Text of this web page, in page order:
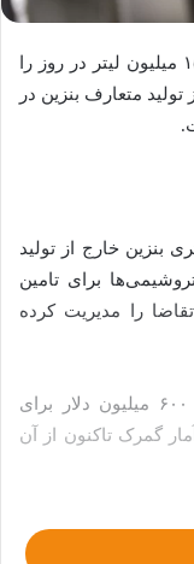
تراز بنزین کشور در سال ۱۴۰۲ عدد منفی ۱۵ میلیون لیتر در روز را
متعارف بنزین در
افزایش ۱۰ میلیون لیتری بنزین خارج از تولید
برای تامین
را مدیریت کرده
در قانون بودجه ۱۴۰۲ نیز دولت به میزان ۶۰۰ میلیون دلار برای
گمرک تاکنون از آن